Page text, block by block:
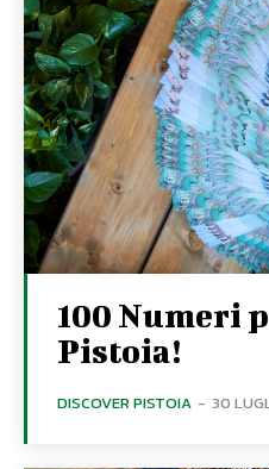
100 Numeri
Pistoia!
DISCOVER PISTOIA - 30